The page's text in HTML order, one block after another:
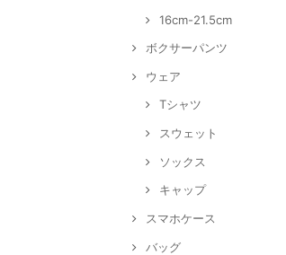
16cm-21.5cm
ボクサーパンツ
ウェア
Tシャツ
スウェット
ソックス
キャップ
スマホケース
バッグ